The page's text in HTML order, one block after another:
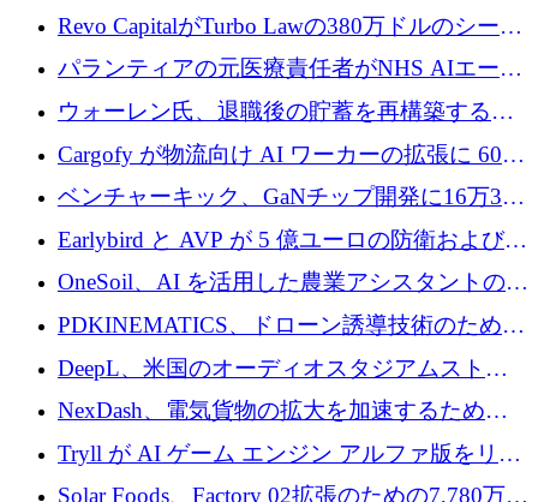
で成長を促進
Revo CapitalがTurbo Lawの380万ドルのシード
ラウンドを主導し、訴訟プラットフォームを
パランティアの元医療責任者がNHS AIエージ
ェントの立ち上げに1,000万ポンドを調達
ウォーレン氏、退職後の貯蓄を再構築するた
めに1,000万ユーロを調達
Cargofy が物流向け AI ワーカーの拡張に 600
万ドルを獲得
ベンチャーキック、GaNチップ開発に16万3千
ユーロでMinisaを支援
Earlybird と AVP が 5 億ユーロの防衛および二
重用途の成長基金である E2D を立ち上げる
OneSoil、AI を活用した農業アシスタントの拡
大に​​ 100 万ユーロを確保
PDKINEMATICS、ドローン誘導技術のために
200 万ユーロを調達
DeepL、米国のオーディオスタジアムストリ
ーミング事業Mixhaloを買収
NexDash、電気貨物の拡大を加速するために
EIT Urban Mobilityから250万ユーロを確保
Tryll が AI ゲーム エンジン アルファ版をリリ
ースし、60 万ドルのプレシード資金を確保
Solar Foods、Factory 02拡張のための7,780万ユ